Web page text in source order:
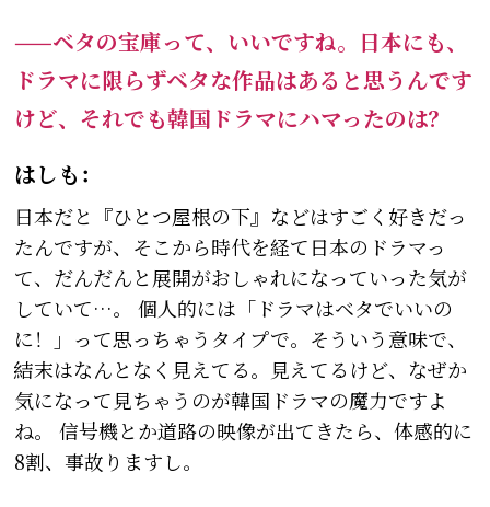
——ベタの宝庫って、いいですね。日本にも、
ドラマに限らずベタな作品はあると思うんです
けど、それでも韓国ドラマにハマったのは？
はしも：
日本だと『ひとつ屋根の下』などはすごく好きだっ
たんですが、そこから時代を経て日本のドラマっ
て、だんだんと展開がおしゃれになっていった気が
していて…。 個人的には「ドラマはベタでいいの
に！」って思っちゃうタイプで。そういう意味で、
結末はなんとなく見えてる。見えてるけど、なぜか
気になって見ちゃうのが韓国ドラマの魔力ですよ
ね。 信号機とか道路の映像が出てきたら、体感的に
8割、事故りますし。